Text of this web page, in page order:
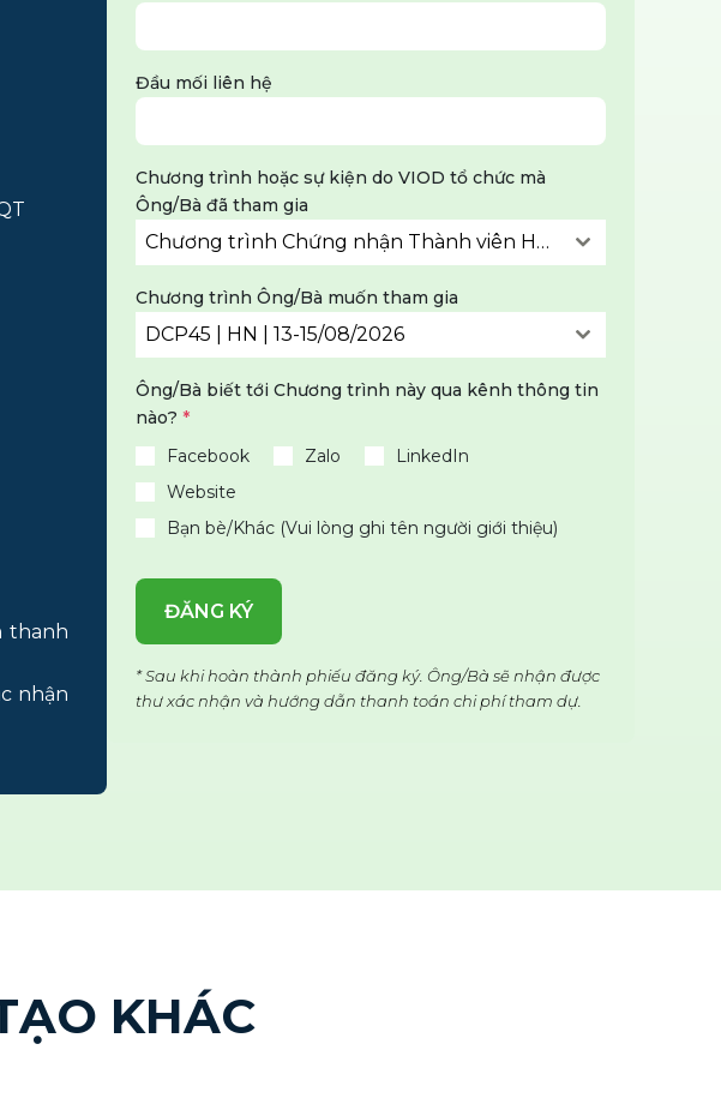
thanh
nhận
Đầu mối liên hệ
Chương trình hoặc sự kiện do VIOD tổ chức mà
Ông/Bà đã tham gia
Chương trình Chứng nhận Thành viên Hội đồng Quản trị (DCP)
Chương trình Ông/Bà muốn tham gia
DCP45 | HN | 13-15/08/2026
Ông/Bà biết tới Chương trình này qua kênh thông tin
nào? *
Facebook
Zalo
LinkedIn
Website
Bạn bè/Khác (Vui lòng ghi tên người giới thiệu)
ĐĂNG KÝ
* Sau khi hoàn thành phiếu đăng ký. Ông/Bà sẽ nhận được
thư xác nhận và hướng dẫn thanh toán chi phí tham dự.
KHÁC